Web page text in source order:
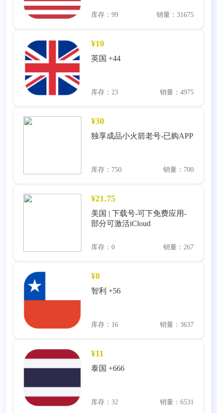
库存：99 销量：31675
¥10
英国 +44
库存：23 销量：4975
¥30
独享成品小火箭老号-已购APP
库存：750 销量：700
¥21.75
美国 | 下载号-可下免费应用-
部分可激活iCloud
库存：0 销量：267
¥8
智利 +56
库存：16 销量：3637
¥11
泰国 +666
库存：32 销量：6531